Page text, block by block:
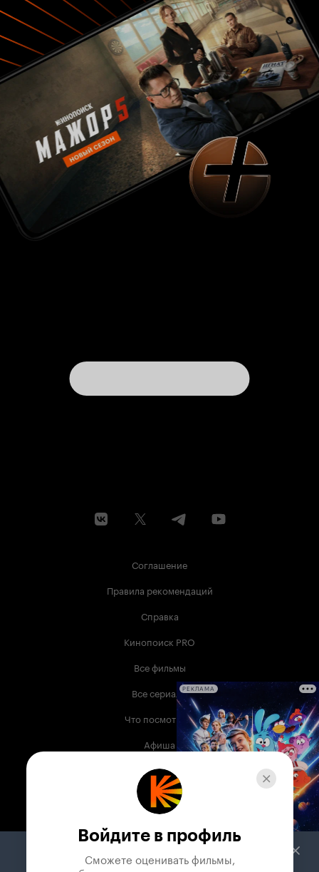
Соглашение
Правила рекомендаций
Справка
Кинопоиск PRO
Все фильмы
Все сериалы
Что посмотреть
Афиша
Музыка
Телепрограмма
Служба поддержки
РЕКЛАМА
Войдите в профиль
Сможете оценивать фильмы,